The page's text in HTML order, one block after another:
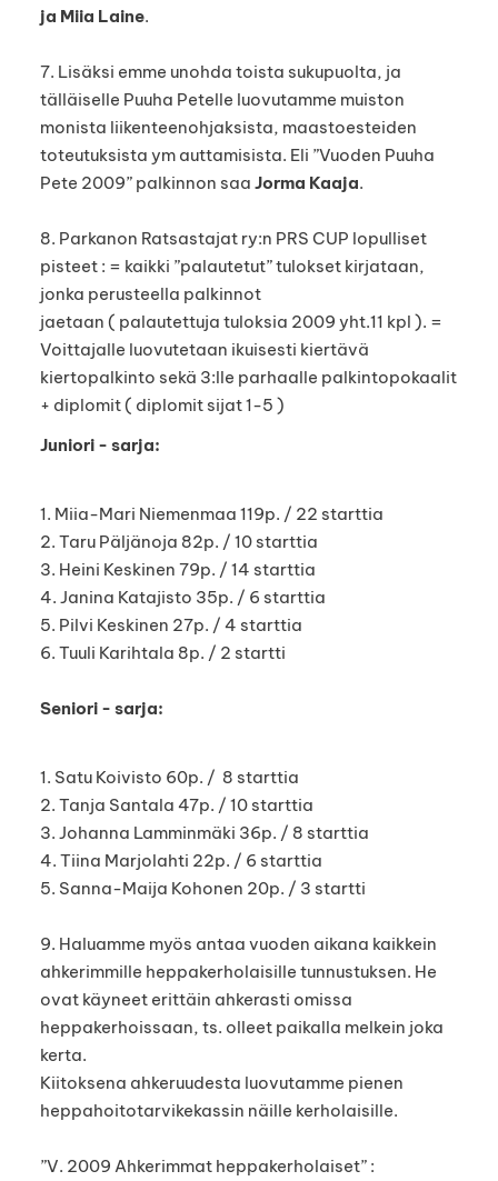
ja Miia Laine.
7. Lisäksi emme unohda toista sukupuolta, ja
tälläiselle Puuha Petelle luovutamme muiston
monista liikenteenohjaksista, maastoesteiden
toteutuksista ym auttamisista. Eli ”Vuoden Puuha
Pete 2009” palkinnon saa Jorma Kaaja.
8. Parkanon Ratsastajat ry:n PRS CUP lopulliset
pisteet : = kaikki ”palautetut” tulokset kirjataan,
jonka perusteella palkinnot
jaetaan ( palautettuja tuloksia 2009 yht.11 kpl ). =
Voittajalle luovutetaan ikuisesti kiertävä
kiertopalkinto sekä 3:lle parhaalle palkintopokaalit
+ diplomit ( diplomit sijat 1-5 )
Juniori - sarja:
1. Miia-Mari Niemenmaa 119p. / 22 starttia
2. Taru Päljänoja 82p. / 10 starttia
3. Heini Keskinen 79p. / 14 starttia
4. Janina Katajisto 35p. / 6 starttia
5. Pilvi Keskinen 27p. / 4 starttia
6. Tuuli Karihtala 8p. / 2 startti
Seniori - sarja:
1. Satu Koivisto 60p. / 8 starttia
2. Tanja Santala 47p. / 10 starttia
3. Johanna Lamminmäki 36p. / 8 starttia
4. Tiina Marjolahti 22p. / 6 starttia
5. Sanna-Maija Kohonen 20p. / 3 startti
9. Haluamme myös antaa vuoden aikana kaikkein
ahkerimmille heppakerholaisille tunnustuksen. He
ovat käyneet erittäin ahkerasti omissa
heppakerhoissaan, ts. olleet paikalla melkein joka
kerta.
Kiitoksena ahkeruudesta luovutamme pienen
heppahoitotarvikekassin näille kerholaisille.
”V. 2009 Ahkerimmat heppakerholaiset” :